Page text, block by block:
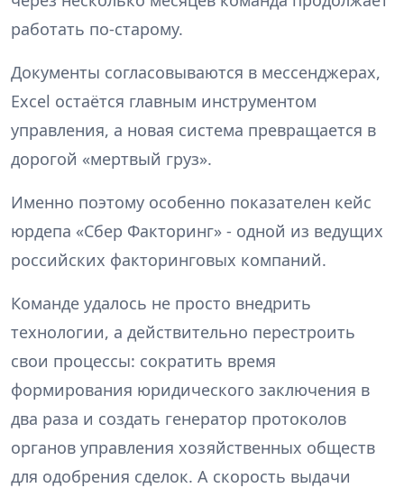
работать по-старому.
Документы согласовываются в мессенджерах,
Excel остаётся главным инструментом
управления, а новая система превращается в
дорогой «мертвый груз».
Именно поэтому особенно показателен кейс
юрдепа «Сбер Факторинг» - одной из ведущих
российских факторинговых компаний.
Команде удалось не просто внедрить
технологии, а действительно перестроить
свои процессы: сократить время
формирования юридического заключения в
два раза и создать генератор протоколов
органов управления хозяйственных обществ
для одобрения сделок. А скорость выдачи